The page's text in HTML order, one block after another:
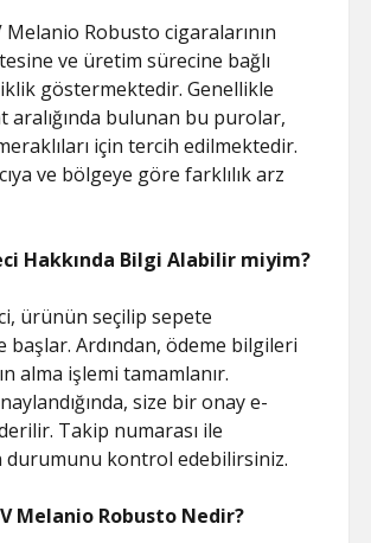
Melanio Robusto cigaralarının
ve üretim sürecine bağlı
göstermektedir. Genellikle
aralığında bulunan bu purolar,
için tercih edilmektedir.
ve bölgeye göre farklılık arz
Hakkında Bilgi Alabilir miyim?
ürünün seçilip sepete
başlar. Ardından, ödeme bilgileri
alma işlemi tamamlanır.
size bir onay e-
Takip numarası ile
durumunu kontrol edebilirsiniz.
Melanio Robusto Nedir?